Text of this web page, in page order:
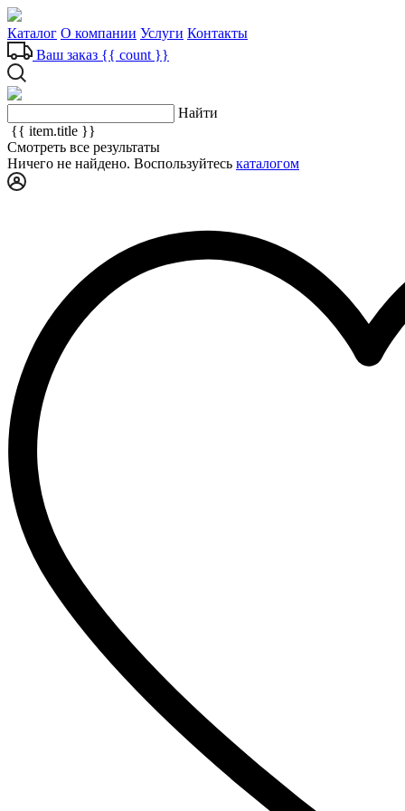
Каталог О компании Услуги Контакты
Ваш заказ {{ count }}
Найти
{{ item.title }}
Смотреть все результаты
Ничего не найдено. Воспользуйтесь каталогом